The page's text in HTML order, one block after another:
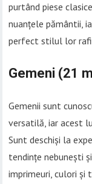
purtând piese
nuanțele pământii,
perfect stilul lor
Gemeni (21
Gemenii sunt
versatilă, iar acest
Sunt deschiși la
tendințe nebunești
imprimeuri, culori și